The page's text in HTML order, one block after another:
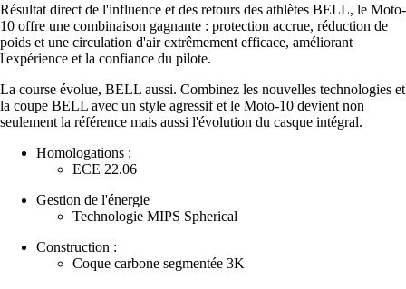
Résultat direct de l'influence et des retours des athlètes BELL, le Moto-
10 offre une combinaison gagnante : protection accrue, réduction de
poids et une circulation d'air extrêmement efficace, améliorant
l'expérience et la confiance du pilote.
La course évolue, BELL aussi. Combinez les nouvelles technologies et
la coupe BELL avec un style agressif et le Moto-10 devient non
seulement la référence mais aussi l'évolution du casque intégral.
Homologations :
ECE 22.06
Gestion de l'énergie
Technologie MIPS Spherical
Construction :
Coque carbone segmentée 3K